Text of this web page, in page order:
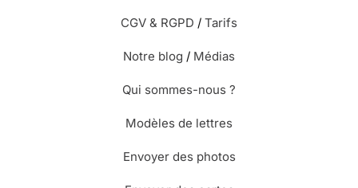
CGV & RGPD / Tarifs
Notre blog / Médias
Qui sommes-nous ?
Modèles de lettres
Envoyer des photos